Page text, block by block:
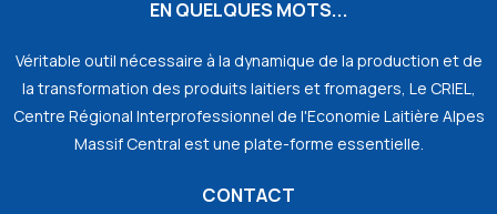
EN QUELQUES MOTS...
Véritable outil nécessaire à la dynamique de la production et de
la transformation des produits laitiers et fromagers, Le CRIEL,
Centre Régional Interprofessionnel de l'Economie Laitière Alpes
Massif Central est une plate-forme essentielle.
CONTACT